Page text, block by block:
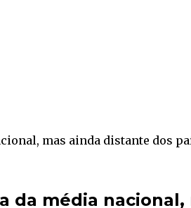
mas ainda distante dos
da média